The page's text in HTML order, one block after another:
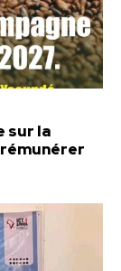
sur la